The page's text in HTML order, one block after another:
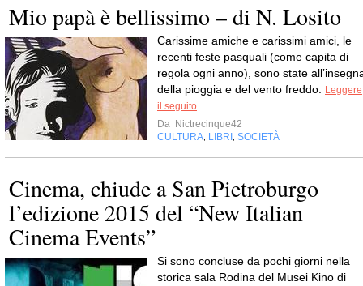
Mio papà è bellissimo – di N. Losito
Carissime amiche e carissimi amici, le
recenti feste pasquali (come capita di
regola ogni anno), sono state
della pioggia e del vento freddo.
Leggere
il seguito
Da Nictrecinque42
CULTURA LIBRI SOCIETÀ
Cinema, chiude a San Pietroburgo
l’edizione 2015 del “New Italian
Cinema Events”
Si sono concluse da pochi giorni nella
storica sala Rodina del Musei Kino di